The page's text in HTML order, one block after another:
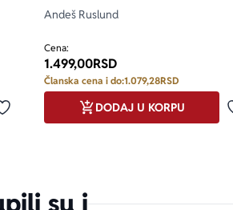
Dodaj u omiljene
Andeš Ruslund
Cena:
1.499,00RSD
Članska cena i do:1.079,28RSD
DODAJ U KORPU
su i